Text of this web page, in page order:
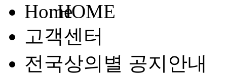
HOME
고객센터
전국상의별 공지안내